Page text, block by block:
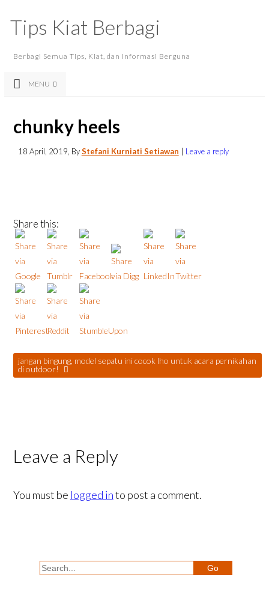
Tips Kiat Berbagi
Berbagi Semua Tips, Kiat, dan Informasi Berguna
MENU
chunky heels
18 April, 2019 , ByStefani Kurniati Setiawan Leave a reply
Share this:
jangan bingung, model sepatu ini cocok lho untuk acara pernikahan
di outdoor!
Leave a Reply
You must be logged into post a comment.